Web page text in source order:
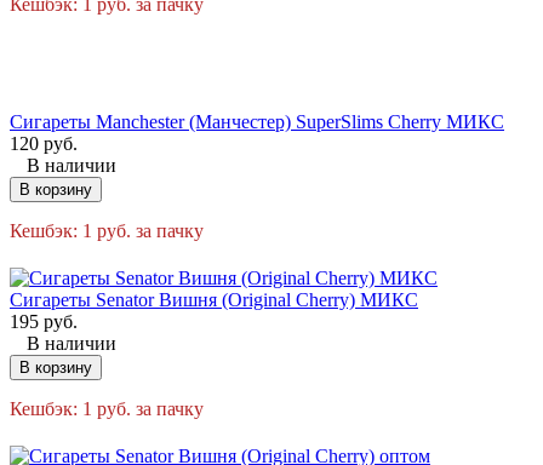
Сигареты Manchester (Манчестер) SuperSlims Cherry МИКС
120 руб.
В наличии
В корзину
Кешбэк: 1 руб. за пачку
Сигареты Senator Вишня (Original Cherry) МИКС
195 руб.
В наличии
В корзину
Кешбэк: 1 руб. за пачку